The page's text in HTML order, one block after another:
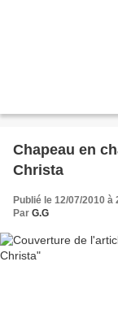
Chapeau en
Christa
Publié le 12/07/2010 à
Par G.G